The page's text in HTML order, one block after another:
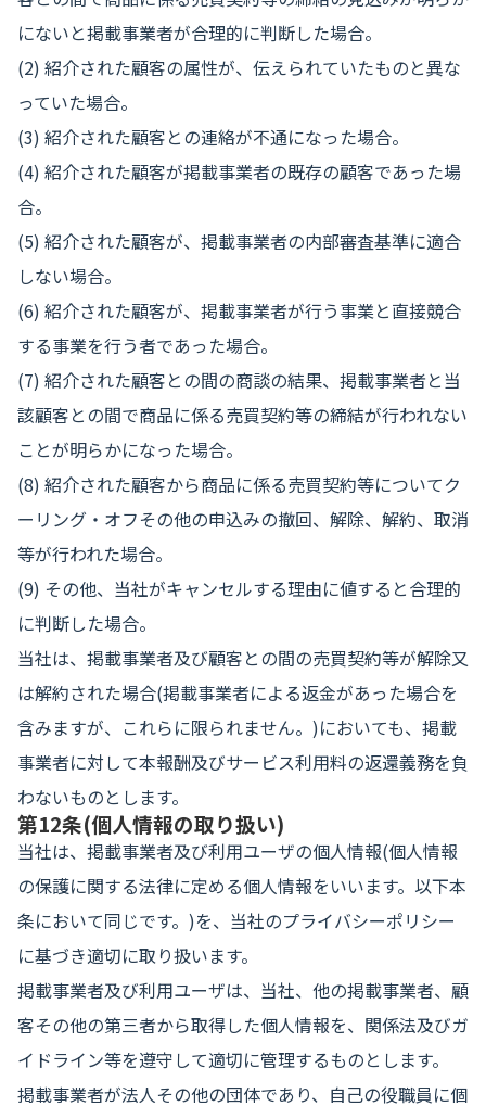
にないと掲載事業者が合理的に判断した場合。
(2) 紹介された顧客の属性が、伝えられていたものと異な
っていた場合。
(3) 紹介された顧客との連絡が不通になった場合。
(4) 紹介された顧客が掲載事業者の既存の顧客であった場
合。
(5) 紹介された顧客が、掲載事業者の内部審査基準に適合
しない場合。
(6) 紹介された顧客が、掲載事業者が行う事業と直接競合
する事業を行う者であった場合。
(7) 紹介された顧客との間の商談の結果、掲載事業者と当
該顧客との間で商品に係る売買契約等の締結が行われない
ことが明らかになった場合。
(8) 紹介された顧客から商品に係る売買契約等についてク
ーリング・オフその他の申込みの撤回、解除、解約、取消
等が行われた場合。
(9) その他、当社がキャンセルする理由に値すると合理的
に判断した場合。
当社は、掲載事業者及び顧客との間の売買契約等が解除又
は解約された場合(掲載事業者による返金があった場合を
含みますが、これらに限られません。)においても、掲載
事業者に対して本報酬及びサービス利用料の返還義務を負
わないものとします。
第12条(個人情報の取り扱い)
当社は、掲載事業者及び利用ユーザの個人情報(個人情報
の保護に関する法律に定める個人情報をいいます。以下本
条において同じです。)を、当社のプライバシーポリシー
に基づき適切に取り扱います。
掲載事業者及び利用ユーザは、当社、他の掲載事業者、顧
客その他の第三者から取得した個人情報を、関係法及びガ
イドライン等を遵守して適切に管理するものとします。
掲載事業者が法人その他の団体であり、自己の役職員に個